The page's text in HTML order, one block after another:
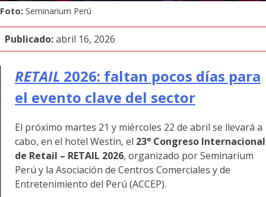
Foto: Seminarium Perú
Publicado:abril 16, 2026
RETAIL 2026: faltan pocos días para
el evento clave del sector
El próximo martes 21 y miércoles 22 de abril se llevará a
cabo, en el hotel Westin, el 23° Congreso Internacional
de Retail – RETAIL 2026, organizado por Seminarium
Perú y la Asociación de Centros Comerciales y de
Entretenimiento del Perú (ACCEP).